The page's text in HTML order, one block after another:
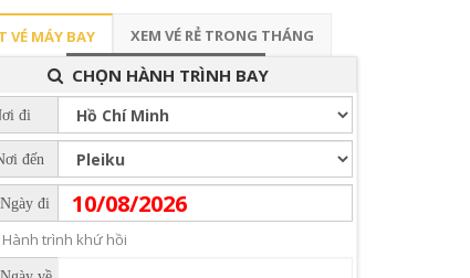
VÉ MÁY BAY XEM VÉ RẺ TRONG THÁNG
CHỌN HÀNH TRÌNH BAY
đi
đến
Ngày đi
Hành trình khứ hồi